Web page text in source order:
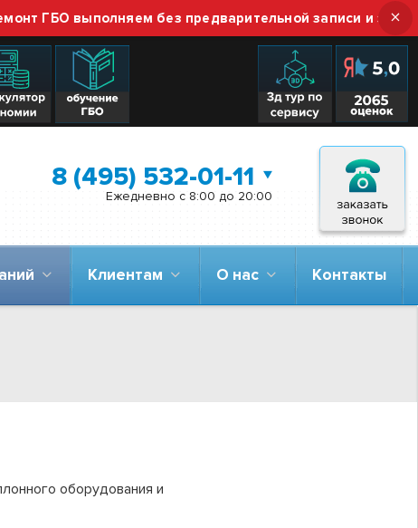
ГБО выполняем без предварительной записи и звонка —
×
8 (495) 532-01-11
Ежедневно с 8:00 до 20:00
Клиентам О нас Контакты
оборудования и